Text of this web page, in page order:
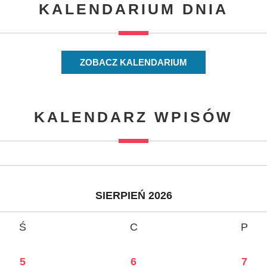
KALENDARIUM DNIA
ZOBACZ KALENDARIUM
KALENDARZ WPISÓW
SIERPIEŃ 2026
Ś C P
5 6 7